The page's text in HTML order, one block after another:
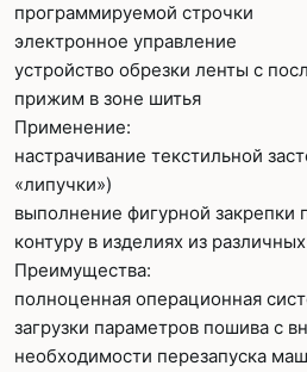
программируемой строчки
электронное управление
устройство обрезки ленты с
прижим в зоне шитья
Применение:
настрачивание текстильной
«липучки»)
выполнение фигурной
контуру в изделиях из
Преимущества:
полноценная операционная
загрузки параметров пошива с
необходимости перезапуска